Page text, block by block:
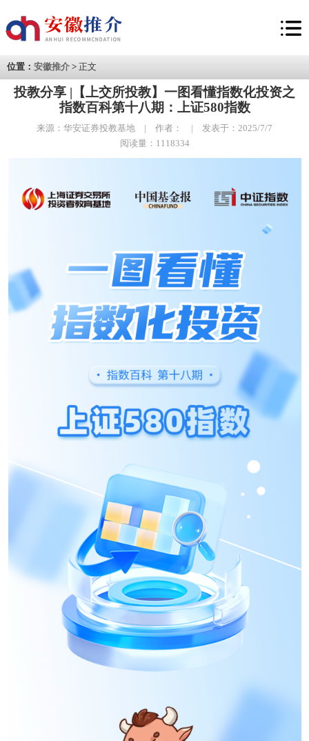
位置： 安徽推介 > 正文
投教分享 |【上交所投教】一图看懂指数化投资之
指数百科第十八期：上证580指数
来源：华安证券投教基地 | 作者： | 发表于：2025/7/7
阅读量：1118334